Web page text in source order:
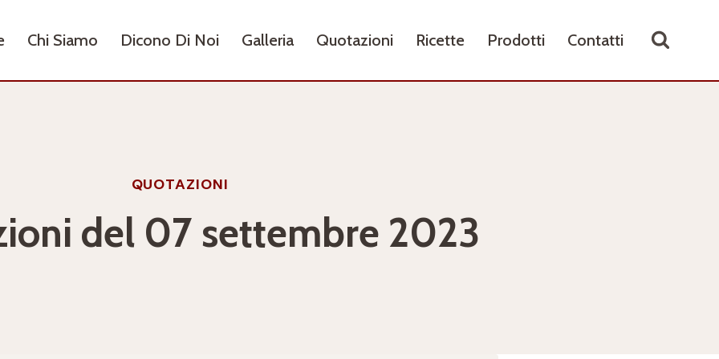
Chi Siamo Dicono Di Noi Galleria Quotazioni Ricette Prodotti Contatti
QUOTAZIONI
del 07 settembre 2023